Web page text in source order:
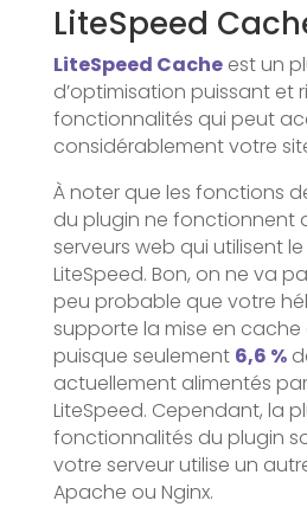
LiteSpeed
LiteSpeed Cacheest un
d’optimisation puissant et
fonctionnalités qui peut
considérablement votre
À noter que les fonctions
du plugin ne fonctionnent
serveurs web qui utilisent
LiteSpeed. Bon, on ne va
peu probable que votre
supporte la mise en cache
puisque seulement 6,6 %
actuellement alimentés
LiteSpeed. Cependant, la
fonctionnalités du plugin
votre serveur utilise un
Apache ou Nginx.